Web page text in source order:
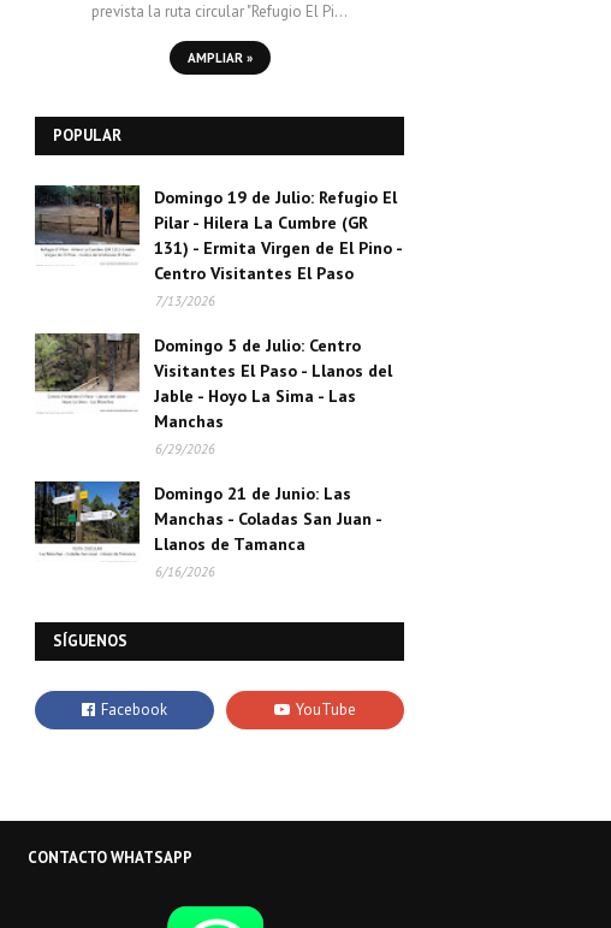
prevista la ruta circular "Refugio El Pi…
AMPLIAR »
POPULAR
Domingo 19 de Julio: Refugio El
Pilar - Hilera La Cumbre (GR
131) - Ermita Virgen de El Pino -
Centro Visitantes El Paso
7/13/2026
Domingo 5 de Julio: Centro
Visitantes El Paso - Llanos del
Jable - Hoyo La Sima - Las
Manchas
6/29/2026
Domingo 21 de Junio: Las
Manchas - Coladas San Juan -
Llanos de Tamanca
6/16/2026
SÍGUENOS
CONTACTO WHATSAPP